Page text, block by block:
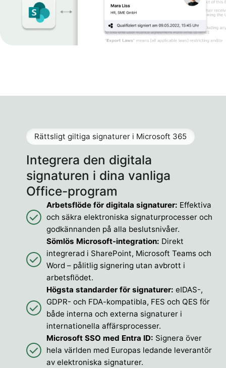
Integrera den digitala
signaturen i dina vanliga
Office-program
Rättsligt giltiga signaturer i Microsoft 365
Arbetsflöde för digitala signaturer: Effektiva
och säkra elektroniska signaturprocesser och
godkännanden på alla beslutsnivåer.
Sömlös Microsoft-integration: Direkt
integrerad i SharePoint, Microsoft Teams och
Word – pålitlig signering utan avbrott i
arbetsflödet.
Högsta standarder för signaturer: eIDAS-,
GDPR- och FDA-kompatibla, FES och QES för
både interna och externa signaturer i
internationella affärsprocesser.
Microsoft SSO med Entra ID: Signera över
hela världen med Europas ledande leverantör
av elektroniska signaturer.